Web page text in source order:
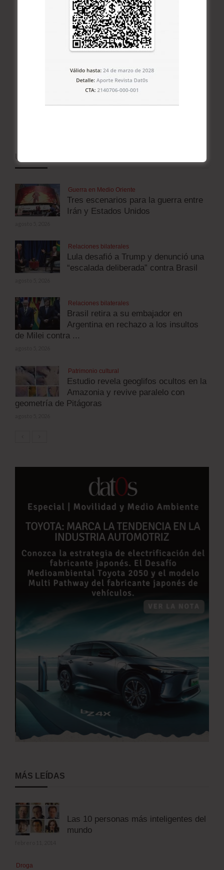
Guerra en Medio Oriente
Tres escenarios para la guerra entre
Irán y Estados Unidos
Relaciones bilaterales
Lula desafió a Trump y denunció una
“escalada deliberada” contra Brasil
Relaciones bilaterales
Brasil retira a su embajador en
Argentina en rechazo a los insultos
de Milei contra ...
Patrimonio cultural
Estudio revela geoglifos ocultos en la
Amazonia y revive paralelo con
geometría de Pitágoras
MÁS LEÍDAS
Las 10 personas más inteligentes del
mundo
Droga